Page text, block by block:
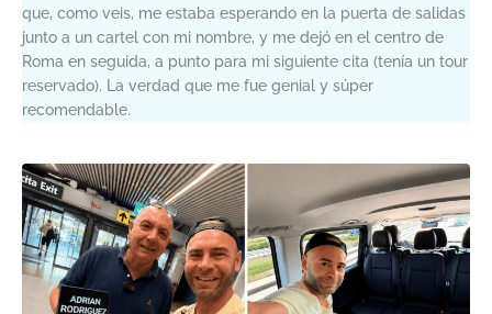
que, como veis, me estaba esperando en la puerta de salidas
junto a un cartel con mi nombre, y me dejó en el centro de
Roma en seguida, a punto para mi siguiente cita (tenía un tour
reservado). La verdad que me fue genial y súper
recomendable.